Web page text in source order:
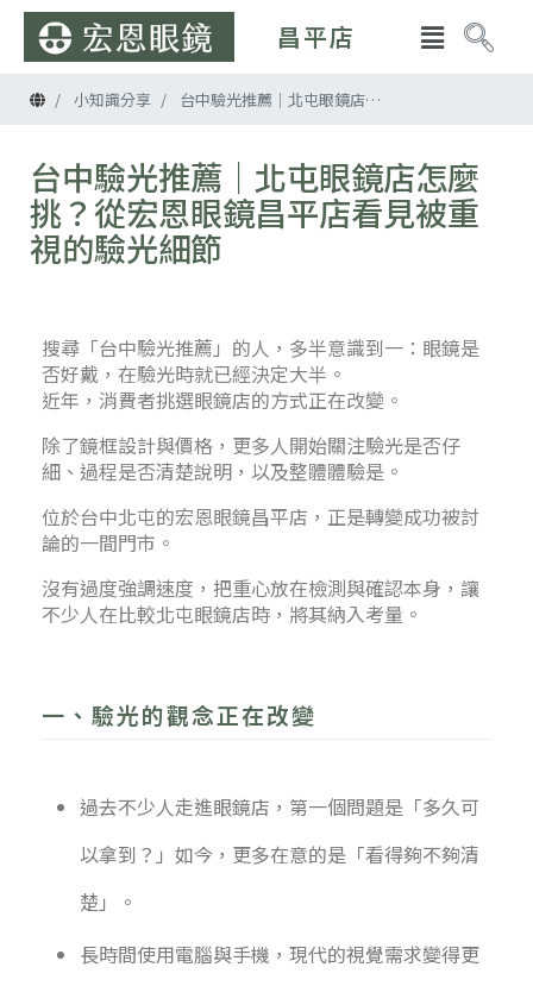
昌平店
首頁小知識分享 台中驗光推薦｜北屯眼鏡店怎麼挑？從宏恩眼鏡昌平店看見被重視的驗光細節
台中驗光推薦｜北屯眼鏡店怎麼
挑？從宏恩眼鏡昌平店看見被重
視的驗光細節
搜尋「台中驗光推薦」的人，多半意識到一：眼鏡是
否好戴，在驗光時就已經決定大半。
近年，消費者挑選眼鏡店的方式正在改變。
除了鏡框設計與價格，更多人開始關注驗光是否仔
細、過程是否清楚說明，以及整體體驗是。
位於台中北屯的宏恩眼鏡昌平店，正是轉變成功被討
論的一間門市。
沒有過度強調速度，把重心放在檢測與確認本身，讓
不少人在比較北屯眼鏡店時，將其納入考量。
一、驗光的觀念正在改變
過去不少人走進眼鏡店，第一個問題是「多久可
以拿到？」如今，更多在意的是「看得夠不夠清
楚」。
長時間使用電腦與手機，現代的視覺需求變得更